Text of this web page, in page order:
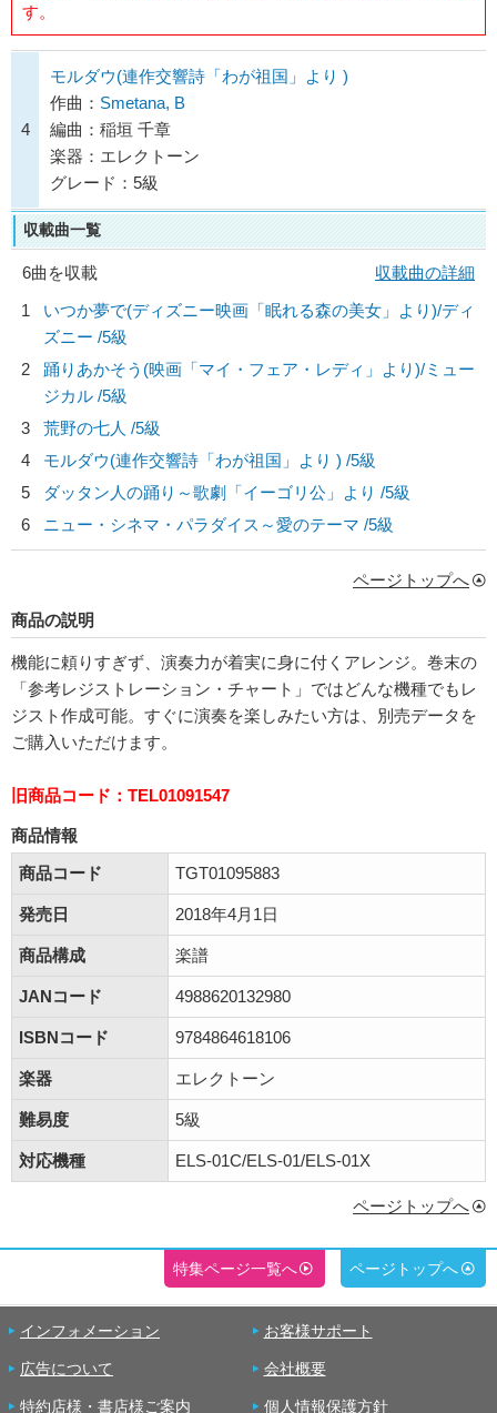
す。
4
モルダウ(連作交響詩「わが祖国」より )
作曲： Smetana, B
編曲：稲垣 千章
楽器：エレクトーン
グレード：5級
収載曲一覧
6曲を収載
収載曲の詳細
1
いつか夢で(ディズニー映画「眠れる森の美女」より)/ディ
ズニー /5級
2
踊りあかそう(映画「マイ・フェア・レディ」より)/ミュー
ジカル /5級
3
荒野の七人 /5級
4
モルダウ(連作交響詩「わが祖国」より ) /5級
5
ダッタン人の踊り～歌劇「イーゴリ公」より /5級
6
ニュー・シネマ・パラダイス～愛のテーマ /5級
ページトップへ
商品の説明
機能に頼りすぎず、演奏力が着実に身に付くアレンジ。巻末の
「参考レジストレーション・チャート」ではどんな機種でもレ
ジスト作成可能。すぐに演奏を楽しみたい方は、別売データを
ご購入いただけます。
旧商品コード：TEL01091547
商品情報
商品コード
TGT01095883
発売日 2018年4月1日
商品構成 楽譜
JANコード 4988620132980
ISBNコード 9784864618106
楽器 エレクトーン
難易度 5級
対応機種 ELS-01C/ELS-01/ELS-01X
ページトップへ
特集ページ一覧へ ページトップへ
インフォメーション お客様サポート
広告について 会社概要
特約店様・書店様ご案内 個人情報保護方針